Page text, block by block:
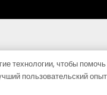
технологии, чтобы помочь
пользовательский